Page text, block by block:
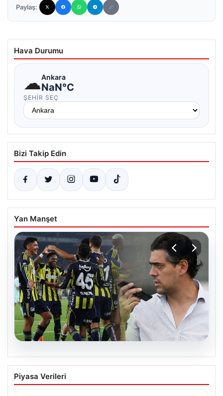
Paylaş:
Hava Durumu
☁Ankara
NaN°C
ŞEHIR SEÇ
Bizi Takip Edin
Yan Manşet
06.08.2026
Atletico Mineiro’dan Fenerbahçe’nin
orta sahasına sürpriz ilgi: Paulo Bracks
Piyasa Verileri